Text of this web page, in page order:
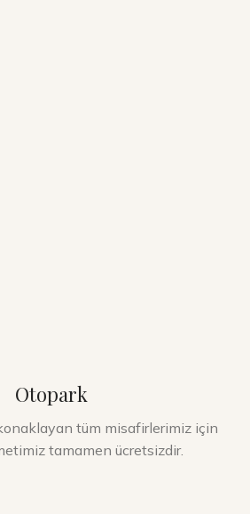
Otopark
tüm misafirlerimiz için
tamamen ücretsizdir.